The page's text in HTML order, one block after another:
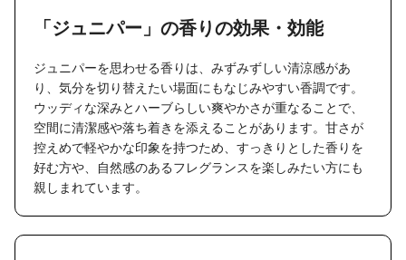
「ジュニパー」の香りの効果・効能
ジュニパーを思わせる香りは、みずみずしい清涼感があ
り、気分を切り替えたい場面にもなじみやすい香調です。
ウッディな深みとハーブらしい爽やかさが重なることで、
空間に清潔感や落ち着きを添えることがあります。甘さが
控えめで軽やかな印象を持つため、すっきりとした香りを
好む方や、自然感のあるフレグランスを楽しみたい方にも
親しまれています。